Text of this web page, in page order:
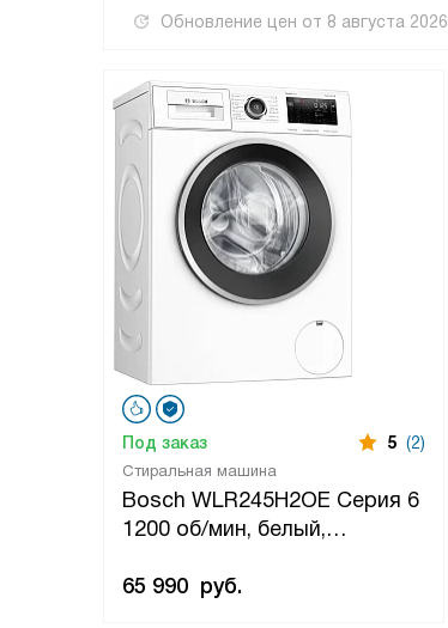
Обновление цен от 8 августа 2026
Стиральная машина
Bosch WLR245H2OE Серия 6
1200 об/мин, белый,
EcoSilenceDrive двигатель
Под заказ 5 (2)
65 990 руб.